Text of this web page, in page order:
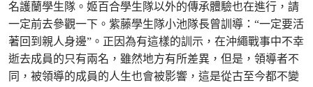
名護蘭學生隊。姬百合學生隊以外的傳承體驗也在進行，請
一定前去參觀一下。紫藤學生隊小池隊長曾訓導：“一定要活
著回到親人身邊”。正因為有這樣的訓示，在沖繩戰事中不幸
逝去成員的只有兩名，雖然地方有所差異，但是，領導者不
同，被領導的成員的人生也會被影響，這是從古至今都不變